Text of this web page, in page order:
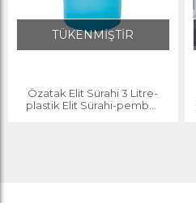
TÜKENMİŞTİR
Özatak Elit Sürahi 3 Litre-
plastik Elit Sürahi-pembe-